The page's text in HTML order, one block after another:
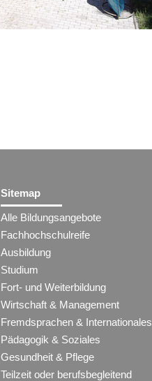
Sitemap
Alle Bildungsangebote
Fachhochschulreife
Ausbildung
Studium
Fort- und Weiterbildung
Wirtschaft & Management
Fremdsprachen & Internationales
Pädagogik & Soziales
Gesundheit & Pflege
Teilzeit oder berufsbegleitend